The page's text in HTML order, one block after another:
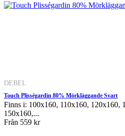
DEBEL
Touch Plisségardin 80% Mörkläggande Svart
Finns i: 100x160, 110x160, 120x160,
150x160,...
Från 559 kr